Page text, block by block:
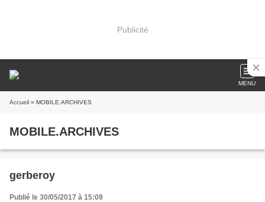
Publicité
MENU
Accueil » MOBILE.ARCHIVES
MOBILE.ARCHIVES
gerberoy
Publié le 30/05/2017 à 15:09